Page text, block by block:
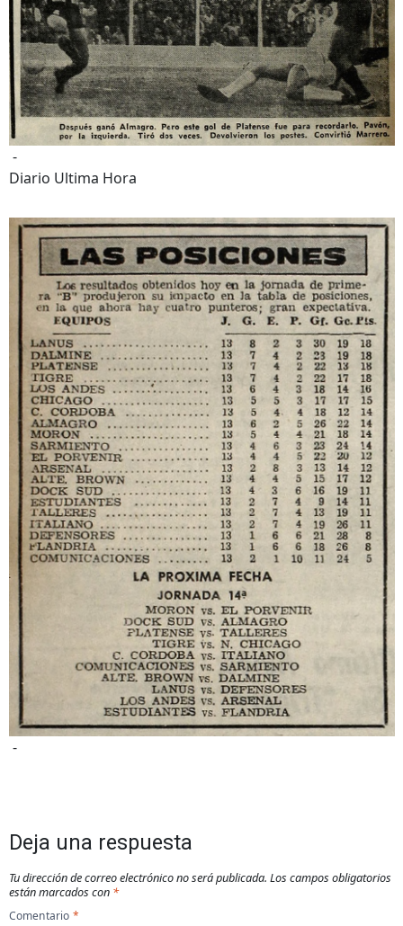
-
Diario Ultima Hora
-
Deja una respuesta
Tu dirección de correo electrónico no será publicada. Los campos obligatorios
están marcados con *
Comentario *